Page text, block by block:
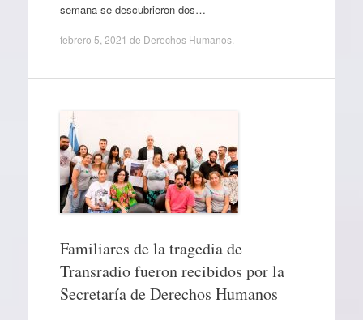
semana se descubrieron dos…
febrero 5, 2021 de Derechos Humanos.
Familiares de la tragedia de
Transradio fueron recibidos por la
Secretaría de Derechos Humanos